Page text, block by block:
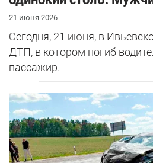
21 июня 2026
Сегодня, 21 июня, в
ДТП, в котором погиб
пассажир.